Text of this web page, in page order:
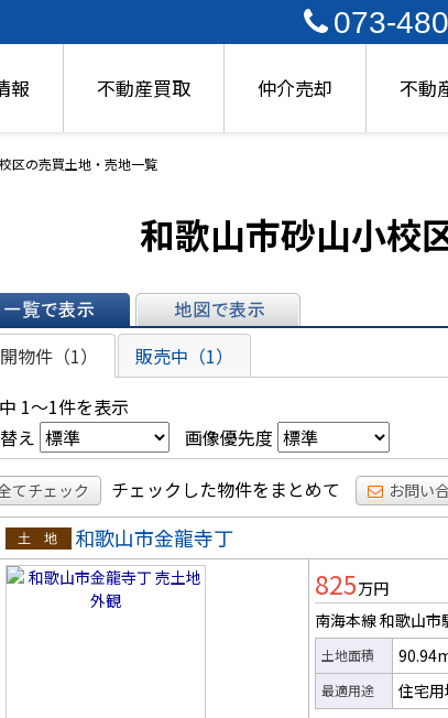
073-
報 不動産買取 仲介売却 不動
区の売買土地・売地一覧
和歌山市砂山小校
表示 地図で表示
物件（1） 販売中（1）
1～1件を表示
え
画像優先度
てチェック チェックした物件をまとめて お問い
売土地
和歌山市金龍寺丁
825万円
南海本線 和歌山市
土地面積
最適用途
住宅用